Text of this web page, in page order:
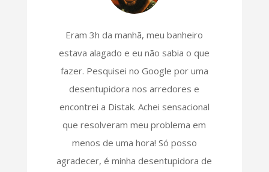
Eram 3h da manhã, meu banheiro
estava alagado e eu não sabia o que
fazer. Pesquisei no Google por uma
desentupidora nos arredores e
encontrei a Distak. Achei sensacional
que resolveram meu problema em
menos de uma hora! Só posso
agradecer, é minha desentupidora de